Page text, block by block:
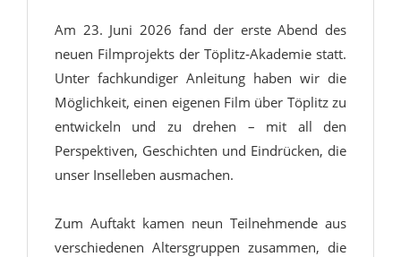
Am 23. Juni 2026 fand der erste Abend des
neuen Filmprojekts der Töplitz‑Akademie statt.
Unter fachkundiger Anleitung haben wir die
Möglichkeit, einen eigenen Film über Töplitz zu
entwickeln und zu drehen – mit all den
Perspektiven, Geschichten und Eindrücken, die
unser Inselleben ausmachen.
Zum Auftakt kamen neun Teilnehmende aus
verschiedenen Altersgruppen zusammen, die